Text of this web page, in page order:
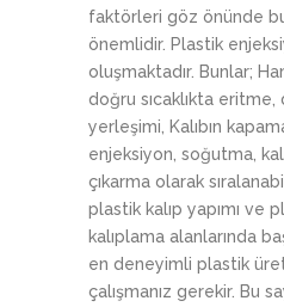
faktörleri göz önünde
önemlidir. Plastik
oluşmaktadır. Bunlar;
doğru sıcaklıkta eritme,
yerleşimi, Kalıbın
enjeksiyon, soğutma,
çıkarma olarak
plastik kalıp yapımı ve
kalıplama alanlarında
en deneyimli plastik
çalışmanız gerekir. Bu